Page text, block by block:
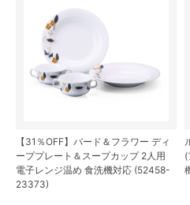
【31％OFF】バード＆フラワー ディ
ーププレート＆スープカップ 2人用
電子レンジ温め 食洗機対応 (52458-
23373)